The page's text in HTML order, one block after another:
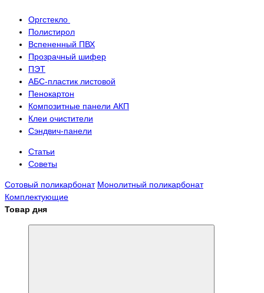
Оргстекло
Полистирол
Вспененный ПВХ
Прозрачный шифер
ПЭТ
АБС-пластик листовой
Пенокартон
Композитные панели АКП
Клеи очистители
Сэндвич-панели
Статьи
Советы
Сотовый поликарбонат Монолитный поликарбонат
Комплектующие
Товар дня